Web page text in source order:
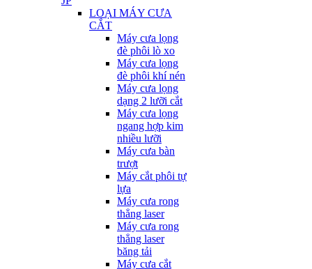
LOẠI MÁY CƯA
CẮT
Máy cưa lọng
đè phôi lò xo
Máy cưa lọng
đè phôi khí nén
Máy cưa lọng
dạng 2 lưỡi cắt
Máy cưa lọng
ngang hợp kim
nhiều lưỡi
Máy cưa bàn
trượt
Máy cắt phôi tự
lựa
Máy cưa rong
thẳng laser
Máy cưa rong
thẳng laser
băng tải
Máy cưa cắt